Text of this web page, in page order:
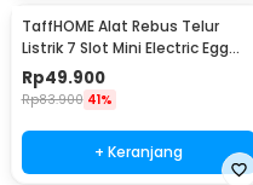
TaffHOME Alat Rebus Telur
Listrik 7 Slot Mini Electric Egg
Cooker 350W - YS-203
Rp49.900
Rp83.900 41%
+ Keranjang